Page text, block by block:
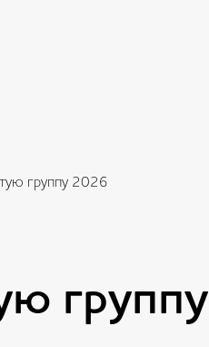
группу 2026
группу